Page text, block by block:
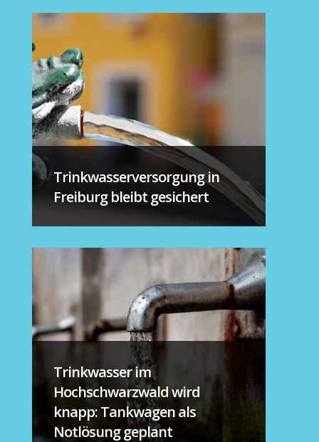
Trinkwasserversorgung in
Freiburg bleibt gesichert
Trinkwasser im
Hochschwarzwald wird
knapp: Tankwagen als
Notlösung geplant